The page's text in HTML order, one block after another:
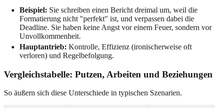
Beispiel: Sie schreiben einen Bericht dreimal um, weil die
Formatierung nicht "perfekt" ist, und verpassen dabei die
Deadline. Sie haben keine Angst vor einem Feuer, sondern vor
Unvollkommenheit.
Hauptantrieb: Kontrolle, Effizienz (ironischerweise oft
verloren) und Regelbefolgung.
Vergleichstabelle: Putzen, Arbeiten und Beziehungen
So äußern sich diese Unterschiede in typischen Szenarien.